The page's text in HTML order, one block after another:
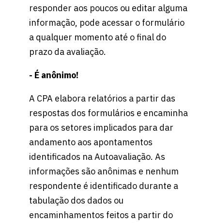
responder aos poucos ou editar alguma
informação, pode acessar o formulário
a qualquer momento até o final do
prazo da avaliação.
- É anônimo!
A CPA elabora relatórios a partir das
respostas dos formulários e encaminha
para os setores implicados para dar
andamento aos apontamentos
identificados na Autoavaliação. As
informações são anônimas e nenhum
respondente é identificado durante a
tabulação dos dados ou
encaminhamentos feitos a partir do